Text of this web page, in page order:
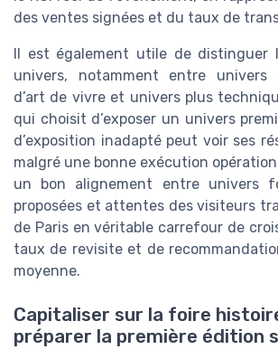
des ventes signées et du taux de
Il est également utile de distinguer
univers, notamment entre univers
d’art de vivre et univers plus
qui choisit d’exposer un univers
d’exposition inadapté peut voir ses
malgré une bonne exécution
un bon alignement entre univers
proposées et attentes des visiteurs
de Paris en véritable carrefour de
taux de revisite et de
moyenne.
Capitaliser sur la foire
préparer la première édition